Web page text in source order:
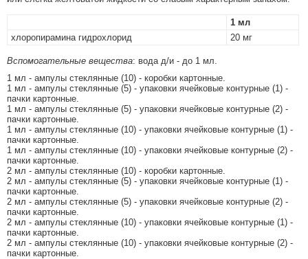
1 мл
хлоропирамина гидрохлорид
20 мг
Вспомогательные вещества: вода д/и - до 1 мл.
1 мл - ампулы стеклянные (10) - коробки картонные.
1 мл - ампулы стеклянные (5) - упаковки ячейковые контурные (1) -
пачки картонные.
1 мл - ампулы стеклянные (5) - упаковки ячейковые контурные (2) -
пачки картонные.
1 мл - ампулы стеклянные (10) - упаковки ячейковые контурные (1) -
пачки картонные.
1 мл - ампулы стеклянные (10) - упаковки ячейковые контурные (2) -
пачки картонные.
2 мл - ампулы стеклянные (10) - коробки картонные.
2 мл - ампулы стеклянные (5) - упаковки ячейковые контурные (1) -
пачки картонные.
2 мл - ампулы стеклянные (5) - упаковки ячейковые контурные (2) -
пачки картонные.
2 мл - ампулы стеклянные (10) - упаковки ячейковые контурные (1) -
пачки картонные.
2 мл - ампулы стеклянные (10) - упаковки ячейковые контурные (2) -
пачки картонные.